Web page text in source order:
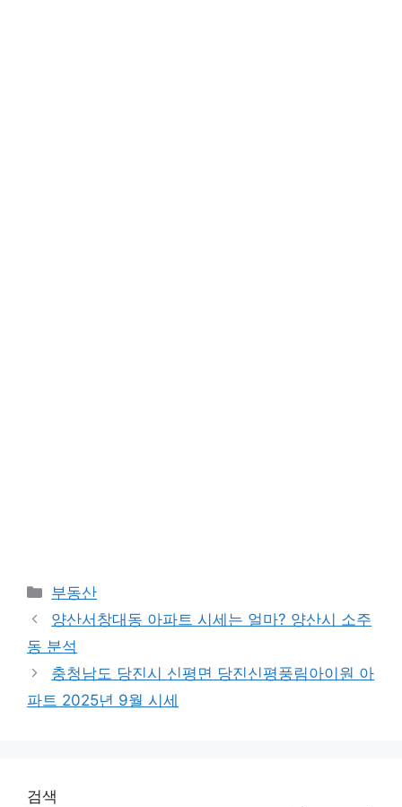
Categories
부동산
양산서창대동 아파트 시세는 얼마? 양산시 소주
동 분석
충청남도 당진시 신평면 당진신평풍림아이원 아
파트 2025년 9월 시세
검색